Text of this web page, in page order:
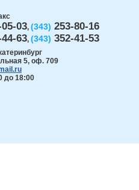
03, (343) 253-80-16
63, (343) 352-41-53
5, оф. 709
до 18:00